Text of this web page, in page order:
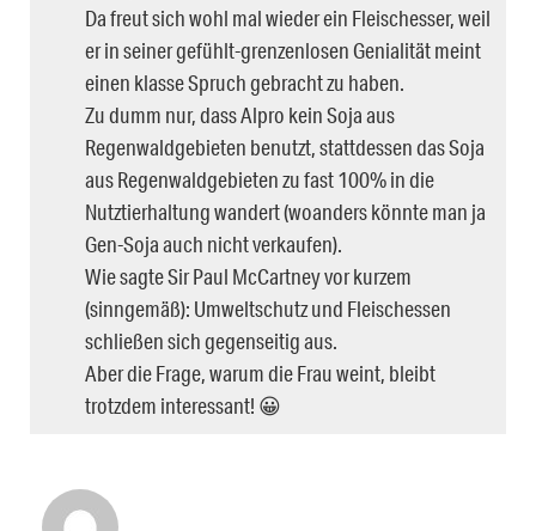
Da freut sich wohl mal wieder ein Fleischesser, weil
er in seiner gefühlt-grenzenlosen Genialität meint
einen klasse Spruch gebracht zu haben.
Zu dumm nur, dass Alpro kein Soja aus
Regenwaldgebieten benutzt, stattdessen das Soja
aus Regenwaldgebieten zu fast 100% in die
Nutztierhaltung wandert (woanders könnte man ja
Gen-Soja auch nicht verkaufen).
Wie sagte Sir Paul McCartney vor kurzem
(sinngemäß): Umweltschutz und Fleischessen
schließen sich gegenseitig aus.
Aber die Frage, warum die Frau weint, bleibt
trotzdem interessant! 😀